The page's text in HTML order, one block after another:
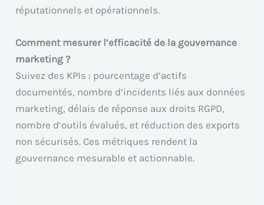
réputationnels et opérationnels.
Comment mesurer l’efficacité de la gouvernance
marketing ?
Suivez des KPIs : pourcentage d’actifs
documentés, nombre d’incidents liés aux données
marketing, délais de réponse aux droits RGPD,
nombre d’outils évalués, et réduction des exports
non sécurisés. Ces métriques rendent la
gouvernance mesurable et actionnable.